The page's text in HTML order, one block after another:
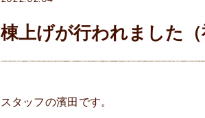
棟上げが行われました（
スタッフの濱田です。